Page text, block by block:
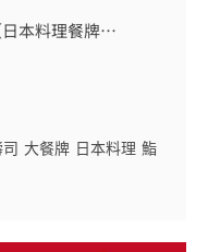
日本料理餐牌…
大餐牌 日本料理 鮨